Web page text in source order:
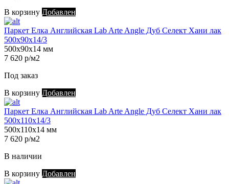
В корзину Добавлен
Паркет Елка Английская Lab Arte Angle Дуб Селект Хани лак
500х90х14/3
500х90х14 мм
7 620 р/м2
Под заказ
В корзину Добавлен
Паркет Елка Английская Lab Arte Angle Дуб Селект Хани лак
500х110х14/3
500х110х14 мм
7 620 р/м2
В наличии
В корзину Добавлен